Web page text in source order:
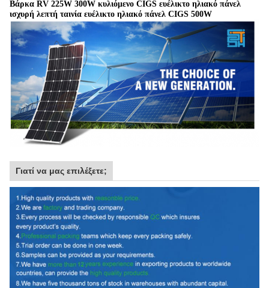
Βάρκα RV 225W 300W κυλιόμενο CIGS ευέλικτο ηλιακό πάνελ
ισχυρή λεπτή ταινία ευέλικτο ηλιακό πάνελ CIGS 500W
Γιατί να μας επιλέξετε;